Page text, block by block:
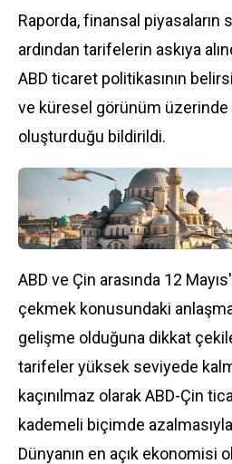
Raporda, finansal piyasaların
ardından tarifelerin askıya
ABD ticaret politikasının
ve küresel görünüm üzerinde
oluşturduğu bildirildi.
ABD ve Çin arasında 12
çekmek konusundaki
gelişme olduğuna dikkat
tarifeler yüksek seviyede
kaçınılmaz olarak ABD-Çin
kademeli biçimde
Dünyanın en açık ekonomisi